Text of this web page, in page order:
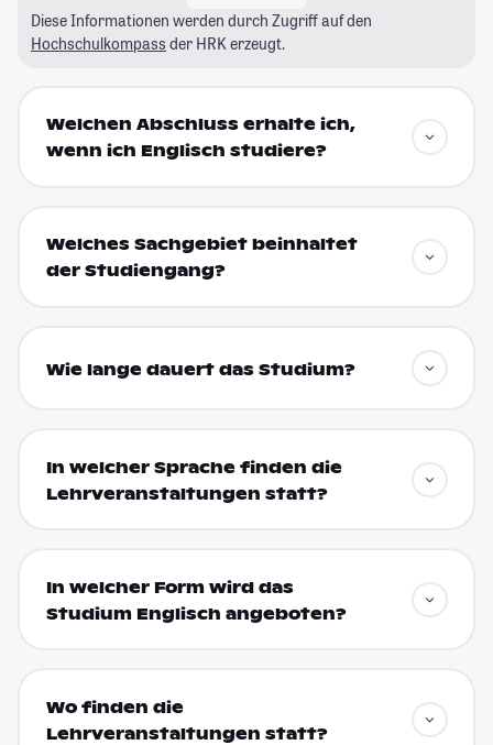
Diese Informationen werden durch Zugriff auf den
Hochschulkompass der HRK erzeugt.
Welchen Abschluss erhalte ich,
wenn ich Englisch studiere?
Welches Sachgebiet beinhaltet
der Studiengang?
Wie lange dauert das Studium?
In welcher Sprache finden die
Lehrveranstaltungen statt?
In welcher Form wird das
Studium Englisch angeboten?
Wo finden die
Lehrveranstaltungen statt?